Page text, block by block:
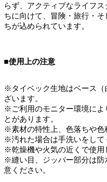
らず、アクティブなライフ
ちに向けて、冒険・旅行・
ちが込められています。
■使用上の注意
※タイベック生地はベース（
ざいます。
※ご利用のモニター環境によ
とがあります。
※素材の特性上、色落ちや色
※汚れた場合は手洗いをして
※乾燥機や火気の近くで使用
※縫い目、ジッパー部分は防
意ください。